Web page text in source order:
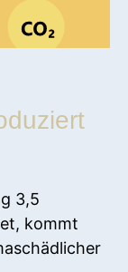
3,5
kommt